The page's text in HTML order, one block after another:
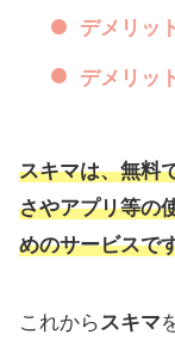
デメリッ
デメリッ
スキマは、無料
さやアプリ等の
めのサービスで
これからスキマ